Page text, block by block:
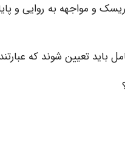
و مواجهه به روایی و
باید تعیین شوند که